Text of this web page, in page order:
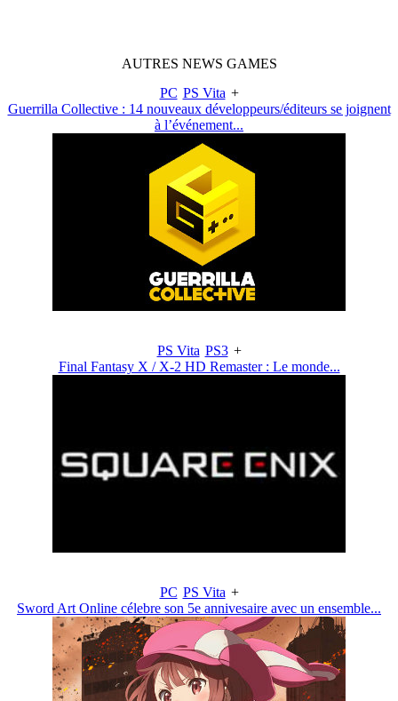
AUTRES NEWS GAMES
PC PS Vita +
Guerrilla Collective : 14 nouveaux développeurs/éditeurs se joignent
à l’événement...
PS Vita PS3 +
Final Fantasy X / X-2 HD Remaster : Le monde...
PC PS Vita +
Sword Art Online célebre son 5e annivesaire avec un ensemble...